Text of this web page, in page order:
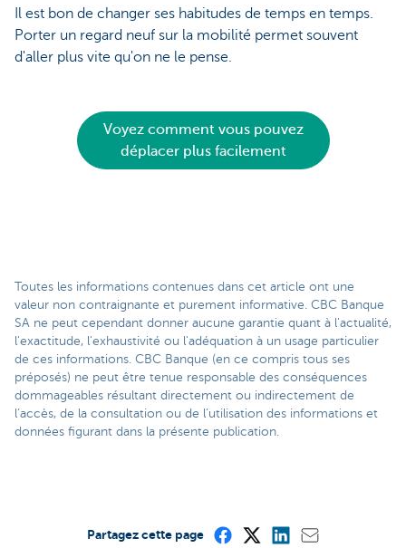
Il est bon de changer ses habitudes de temps en temps.
Porter un regard neuf sur la mobilité permet souvent
d'aller plus vite qu'on ne le pense.
Voyez comment vous pouvez
déplacer plus facilement
Toutes les informations contenues dans cet article ont une
valeur non contraignante et purement informative. CBC Banque
SA ne peut cependant donner aucune garantie quant à l'actualité,
l'exactitude, l'exhaustivité ou l'adéquation à un usage particulier
de ces informations. CBC Banque (en ce compris tous ses
préposés) ne peut être tenue responsable des conséquences
dommageables résultant directement ou indirectement de
l’accès, de la consultation ou de l’utilisation des informations et
données figurant dans la présente publication.
Partagez cette page